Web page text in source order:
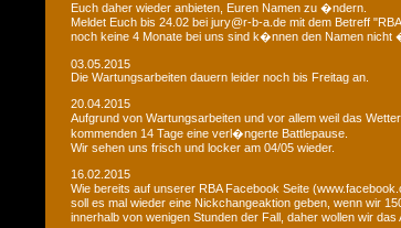
Euch daher wieder anbieten, Euren Namen zu �ndern.
Meldet Euch bis 24.02 bei jury@r-b-a.de mit dem Betreff
noch keine 4 Monate bei uns sind k�nnen den Namen nicht
03.05.2015
Die Wartungsarbeiten dauern leider noch bis Freitag an.
20.04.2015
Aufgrund von Wartungsarbeiten und vor allem weil das
kommenden 14 Tage eine verl�ngerte Battlepause.
Wir sehen uns frisch und locker am 04/05 wieder.
16.02.2015
Wie bereits auf unserer RBA Facebook Seite
soll es mal wieder eine Nickchangeaktion geben, wenn wir
innerhalb von wenigen Stunden der Fall, daher wollen wir